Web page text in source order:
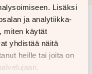
Lisäksi
ja analytiikka-
miten käytät
yhdistää näitä
heille tai joita on